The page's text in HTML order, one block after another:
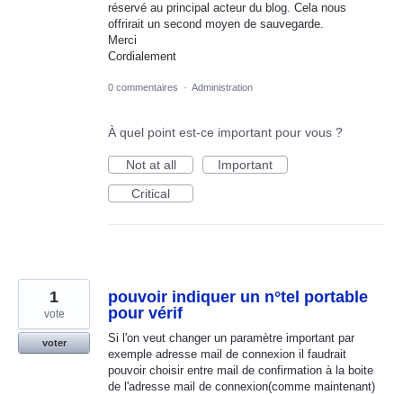
réservé au principal acteur du blog. Cela nous
offrirait un second moyen de sauvegarde.
Merci
Cordialement
0 commentaires · Administration
À quel point est-ce important pour vous ?
Not at all
Important
Critical
pouvoir indiquer un n°tel portable
pour vérif
Si l'on veut changer un paramètre important par
exemple adresse mail de connexion il faudrait
pouvoir choisir entre mail de confirmation à la boite
de l'adresse mail de connexion(comme maintenant)
1
vote
voter